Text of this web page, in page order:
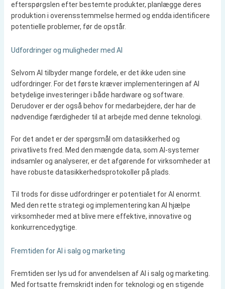
efterspørgslen efter bestemte produkter, planlægge deres
produktion i overensstemmelse hermed og endda identificere
potentielle problemer, før de opstår.
Udfordringer og muligheder med AI
Selvom AI tilbyder mange fordele, er det ikke uden sine
udfordringer. For det første kræver implementeringen af AI
betydelige investeringer i både hardware og software.
Derudover er der også behov for medarbejdere, der har de
nødvendige færdigheder til at arbejde med denne teknologi.
For det andet er der spørgsmål om datasikkerhed og
privatlivets fred. Med den mængde data, som AI-systemer
indsamler og analyserer, er det afgørende for virksomheder at
have robuste datasikkerhedsprotokoller på plads.
Til trods for disse udfordringer er potentialet for AI enormt.
Med den rette strategi og implementering kan AI hjælpe
virksomheder med at blive mere effektive, innovative og
konkurrencedygtige.
Fremtiden for AI i salg og marketing
Fremtiden ser lys ud for anvendelsen af AI i salg og marketing.
Med fortsatte fremskridt inden for teknologi og en stigende